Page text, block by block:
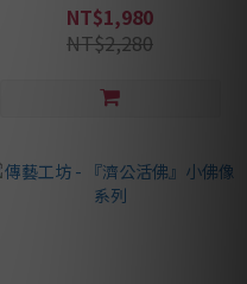
NT$1,980
NT$2,280